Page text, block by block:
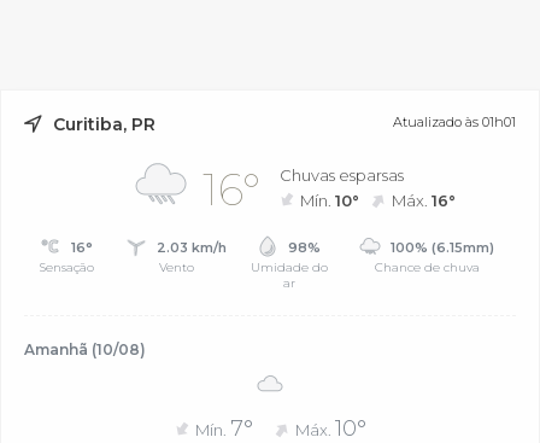
Curitiba, PR Atualizado às 01h01
16°
Chuvas esparsas
Mín.10° Máx.16°
16°
Sensação
2.03 km/h
Vento
98%
Umidade do
ar
100% (6.15mm)
Chance de chuva
Amanhã (10/08)
Mín. 7° Máx. 10°